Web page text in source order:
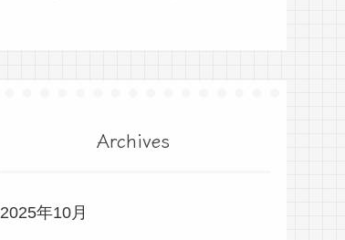
Archives
2025年10月